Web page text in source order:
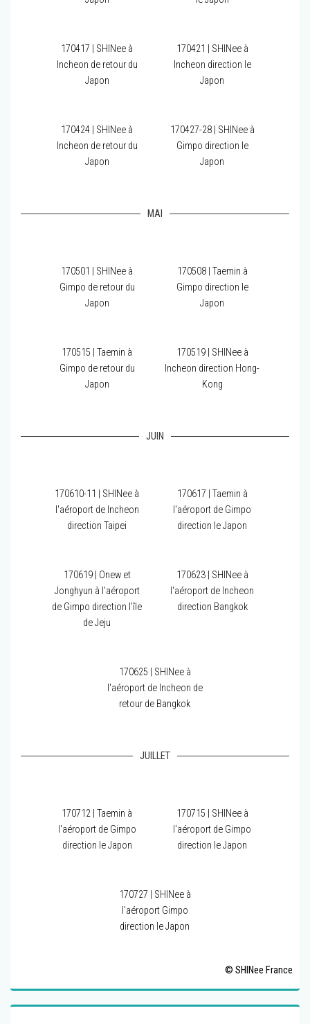
170417 | SHINee à
Incheon de retour du
Japon
170421 | SHINee à
Incheon direction le
Japon
170424 | SHINee à
Incheon de retour du
Japon
170427-28 | SHINee à
Gimpo direction le
Japon
MAI
170501 | SHINee à
Gimpo de retour du
Japon
170508 | Taemin à
Gimpo direction le
Japon
170515 | Taemin à
Gimpo de retour du
Japon
170519 | SHINee à
Incheon direction Hong-
Kong
JUIN
170610-11 | SHINee à
l'aéroport de Incheon
direction Taipei
170617 | Taemin à
l'aéroport de Gimpo
direction le Japon
170619 | Onew et
Jonghyun à l'aéroport
de Gimpo direction l'île
de Jeju
170623 | SHINee à
l'aéroport de Incheon
direction Bangkok
170625 | SHINee à
l'aéroport de Incheon de
retour de Bangkok
JUILLET
170712 | Taemin à
l'aéroport de Gimpo
direction le Japon
170715 | SHINee à
l'aéroport de Gimpo
direction le Japon
170727 | SHINee à
l'aéroport Gimpo
direction le Japon
© SHINee France